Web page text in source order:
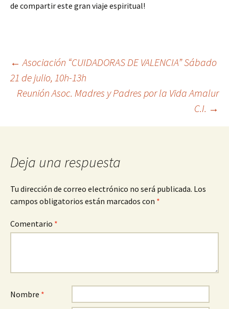
de compartir este gran viaje espiritual!
← Asociación “CUIDADORAS DE VALENCIA” Sábado
21 de julio, 10h-13h
Reunión Asoc. Madres y Padres por la Vida Amalur
C.I. →
Deja una respuesta
Tu dirección de correo electrónico no será publicada. Los
campos obligatorios están marcados con *
Comentario *
Nombre *